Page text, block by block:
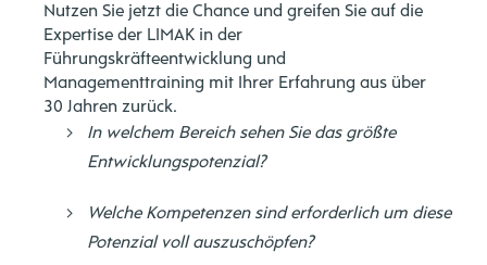
Nutzen Sie jetzt die Chance und greifen Sie auf die
Expertise der LIMAK in der
Führungskräfteentwicklung und
Managementtraining mit Ihrer Erfahrung aus über
30 Jahren zurück.
In welchem Bereich sehen Sie das größte
Entwicklungspotenzial?
Welche Kompetenzen sind erforderlich um diese
Potenzial voll auszuschöpfen?